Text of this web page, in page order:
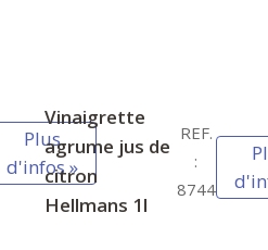
Plus
d'infos »
Vinaigrette
agrume jus de
citron
Hellmans 1l
REF.
:
8744